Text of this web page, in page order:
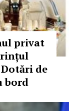
privat
de
bord